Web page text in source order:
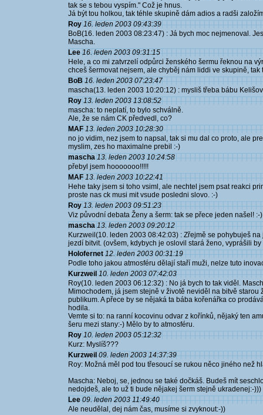
tak se s tebou vyspím." Což je hnus.
Já být tou holkou, tak téhle skupině dám adios a radši
Roy 16. leden 2003 09:43:39
BoB(16. leden 2003 08:23:47) : Já bych moc nejmenoval.
Mascha.
Lee 16. leden 2003 09:31:15
Hele, a co mi zatvrzelí odpůrci ženského šermu řeknou na
chceš šermovat nejsem, ale chyběj nám liddi ve skupině, tak
BoB 16. leden 2003 07:23:47
mascha(13. leden 2003 10:20:12) : mysliš třeba bábu
Roy 13. leden 2003 13:08:52
mascha: to neplatí, to bylo schválně.
Ale, že se nám CK předvedl, co?
MAF 13. leden 2003 10:28:30
no jo vidim, nez jsem to napsal, tak si mu dal co proto, ale
myslim, zes ho maximalne prebil :-)
mascha 13. leden 2003 10:24:58
přebyl jsem hooooooo!!!!!
MAF 13. leden 2003 10:22:41
Hehe taky jsem si toho vsiml, ale nechtel jsem psat reakci
proste nas ck musi mit vsude posledni slovo. :-)
Roy 13. leden 2003 09:51:23
Viz původní debata Ženy a šerm: tak se přece jeden našel! :-)
mascha 13. leden 2003 09:20:12
Kurzweil(10. leden 2003 08:42:03) : Zřejmě se pohybuješ
jezdí bitvit. (ovšem, kdybych je oslovil stará ženo, vyprášili
Holofernet 12. leden 2003 00:31:19
Podle toho jakou atmosféru dělají staří muži, nelze tuto
Kurzweil 10. leden 2003 07:42:03
Roy(10. leden 2003 06:12:32) : No já bych to tak viděl.
Mimochodem, já jsem stejně v životě neviděl na bitvě
publikum. A přece by se nějaká ta bába kořenářka co
hodila.
Vemte si to: na ranní kocovinu odvar z kořínků, nějaký ten
šeru mezi stany:-) Mělo by to atmosféru.
Roy 10. leden 2003 05:12:32
Kurz: Myslíš???
Kurzweil 09. leden 2003 14:37:39
Roy: Možná měl pod tou třesoucí se rukou něco jiného než
Mascha: Neboj, se, jednou se také dočkáš. Budeš mít
nedojdeš, ale to už ti bude nějakej šerm stejně ukradenej:-)))
Lee 09. leden 2003 11:49:40
Ale neudělal, dej nám čas, musíme si zvyknout:-))